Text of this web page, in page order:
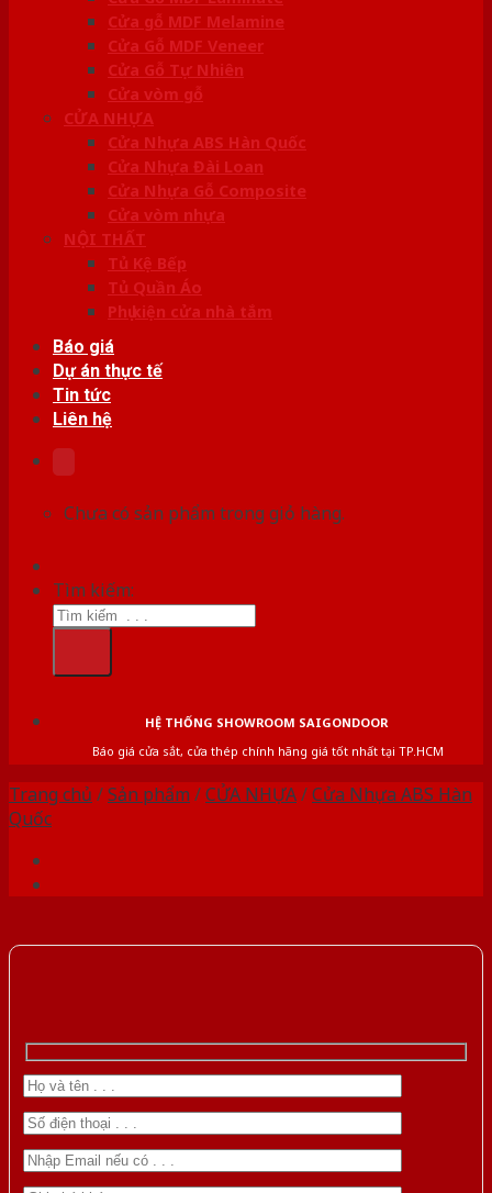
Cửa gỗ MDF Melamine
Cửa Gỗ MDF Veneer
Cửa Gỗ Tự Nhiên
Cửa vòm gỗ
CỬA NHỰA
Cửa Nhựa ABS Hàn Quốc
Cửa Nhựa Đài Loan
Cửa Nhựa Gỗ Composite
Cửa vòm nhựa
NỘI THẤT
Tủ Kệ Bếp
Tủ Quần Áo
Phụ kiện cửa nhà tắm
Báo giá
Dự án thực tế
Tin tức
Liên hệ
Chưa có sản phẩm trong giỏ hàng.
Tìm kiếm:
HỆ THỐNG SHOWROOM SAIGONDOOR
Báo giá cửa sắt, cửa thép chính hãng giá tốt nhất tại TP.HCM
Trang chủ /Sản phẩm /CỬA NHỰA/Cửa Nhựa ABS Hàn
Quốc